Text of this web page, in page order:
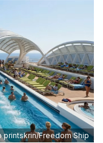
printskrin/Freedom Ship